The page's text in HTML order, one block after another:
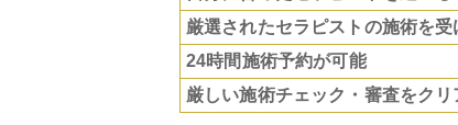
厳選されたセラピストの施術を受
24時間施術予約が可能
厳しい施術チェック・審査をク